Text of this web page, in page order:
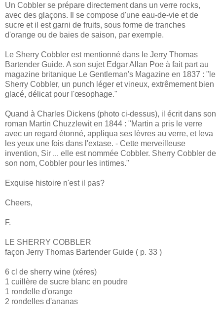
Un Cobbler se prépare directement dans un verre rocks,
avec des glaçons. Il se compose d'une eau-de-vie et de
sucre et il est garni de fruits, sous forme de tranches
d'orange ou de baies de saison, par exemple.
Le Sherry Cobbler est mentionné dans le Jerry Thomas
Bartender Guide. A son sujet Edgar Allan Poe à fait part au
magazine britanique Le Gentleman's Magazine en 1837 : "le
Sherry Cobbler, un punch léger et vineux, extrêmement bien
glacé, délicat pour l'œsophage."
Quand à Charles Dickens (photo ci-dessus), il écrit dans son
roman Martin Chuzzlewit en 1844 : "Martin a pris le verre
avec un regard étonné, appliqua ses lèvres au verre, et leva
les yeux une fois dans l'extase. - Cette merveilleuse
invention, Sir ... elle est nommée Cobbler. Sherry Cobbler de
son nom, Cobbler pour les intimes."
Exquise histoire n'est il pas?
Cheers,
F.
LE SHERRY COBBLER
façon Jerry Thomas Bartender Guide ( p. 33 )
6 cl de sherry wine (xéres)
1 cuillère de sucre blanc en poudre
1 rondelle d'orange
2 rondelles d'ananas